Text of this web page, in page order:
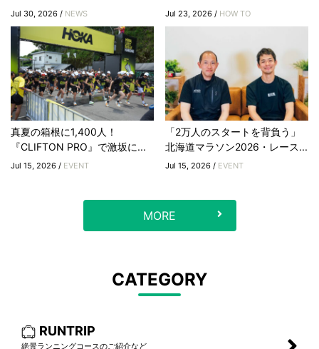
Jul 30, 2026 / NEWS Jul 23, 2026 / HOW TO
真夏の箱根に1,400人！
『CLIFTON PRO』で激坂に...
Jul 15, 2026 / EVENT
「2万人のスタートを背負う」
北海道マラソン2026・レース...
Jul 15, 2026 / EVENT
MORE
CATEGORY
RUNTRIP
絶景ランニングコースのご紹介など